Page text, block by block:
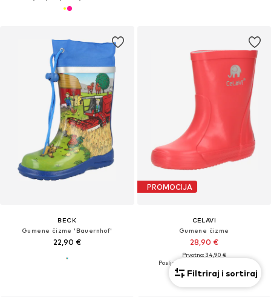
BECK
Gumene čizme 'Bauernhof'
22,90 €
PROMOCIJA
CELAVI
Gumene čizme
28,90 €
Prvotno: 34,90 €
Posljednja najniža cijena:
+1
Filtriraj i sortiraj